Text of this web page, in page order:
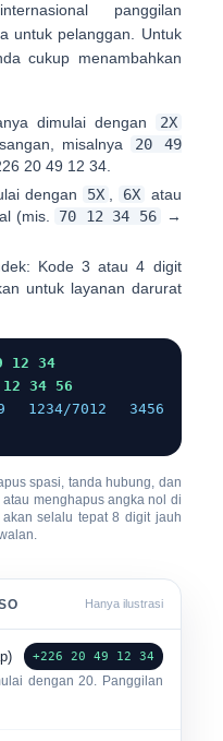
panggilan
untuk pelanggan. Untuk
cukup menambahkan
dimulai dengan
2X
misalnya
20 49
20 49 12 34
dengan 5X 6X
atau
(mis. 70 12 34 56
→
Kode 3 atau 4 digit
untuk layanan darurat
12 34
34 56
1234/7012 3456
spasi, tanda hubung, dan
menghapus angka nol di
akan selalu tepat8 digitjauh
Hanya ilustrasi
+226 20 49 12 34
dengan20. Panggilan